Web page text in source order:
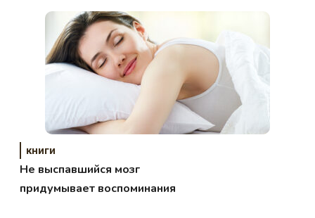
книги
Не выспавшийся мозг
придумывает воспоминания